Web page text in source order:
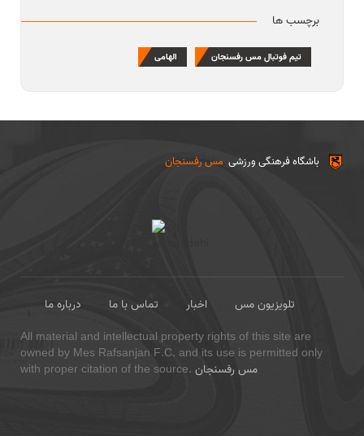
برچسب ها
تیم فوتبال مس رفسنجان الهامی
مس رفسنجان باشگاه فرهنگی ورزشی
درباره ما تماس با ما اخبار
تلویزیون مس
All material and intellectual property rights of this site are
owned by Mes Rafsanjan F.C. and its use is permitted only
with proper citation of the source. مس رفسنجان